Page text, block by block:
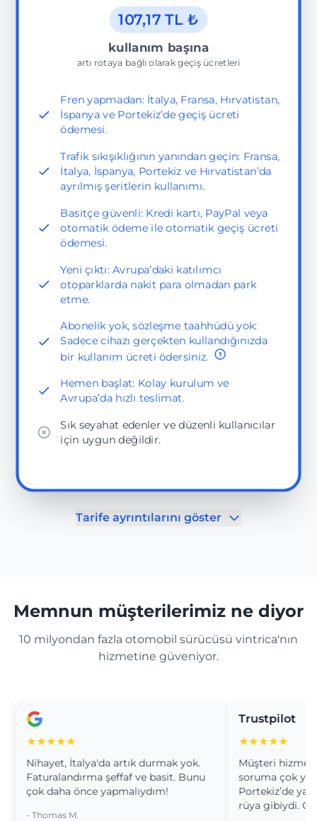
107,17 TL ₺
kullanım başına
artı rotaya bağlı olarak geçiş ücretleri
Fren yapmadan: İtalya, Fransa, Hırvatistan,
İspanya ve Portekiz’de geçiş ücreti
ödemesi.
Trafik sıkışıklığının yanından geçin: Fransa,
İtalya, İspanya, Portekiz ve Hırvatistan’da
ayrılmış şeritlerin kullanımı.
Basitçe güvenli: Kredi kartı, PayPal veya
otomatik ödeme ile otomatik geçiş ücreti
ödemesi.
Yeni çıktı: Avrupa’daki katılımcı
otoparklarda nakit para olmadan park
etme.
Abonelik yok, sözleşme taahhüdü yok:
Sadece cihazı gerçekten kullandığınızda
bir kullanım ücreti ödersiniz.
Hemen başlat: Kolay kurulum ve
Avrupa’da hızlı teslimat.
Sık seyahat edenler ve düzenli kullanıcılar
için uygun değildir.
Tarife ayrıntılarını göster
Memnun müşterilerimiz ne diyor
10 milyondan fazla otomobil sürücüsü vintrica'nın
hizmetine güveniyor.
İtalya'da artık durmak yok.
şeffaf ve basit. Bunu
daha önce yapmalıydım!
Thomas M.
Trustpilot
★★★★★
Müşteri hizmetleri
soruma çok
Portekiz’de
rüya gibiydi.